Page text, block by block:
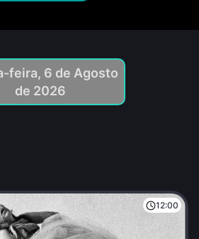
feira, 6 de Agosto
de 2026
12:00